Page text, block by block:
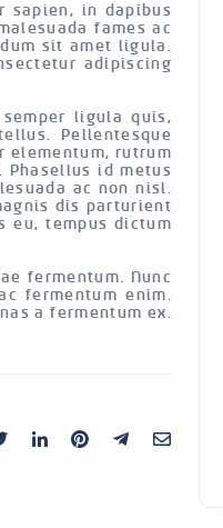
sapien, in dapibus
fames ac
sit amet ligula.
adipiscing
ligula quis,
Pellentesque
rutrum
id metus
ac non nisl.
dis parturient
eu, tempus dictum
fermentum. Nunc
fermentum enim.
a fermentum ex.